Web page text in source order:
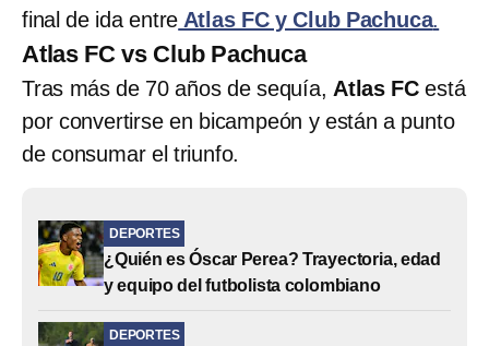
final de ida entre Atlas FC y Club Pachuca.
Atlas FC vs Club Pachuca
Tras más de 70 años de sequía, Atlas FCestá
por convertirse en bicampeón y están a punto
de consumar el triunfo.
DEPORTES
¿Quién es Óscar Perea? Trayectoria, edad
y equipo del futbolista colombiano
DEPORTES